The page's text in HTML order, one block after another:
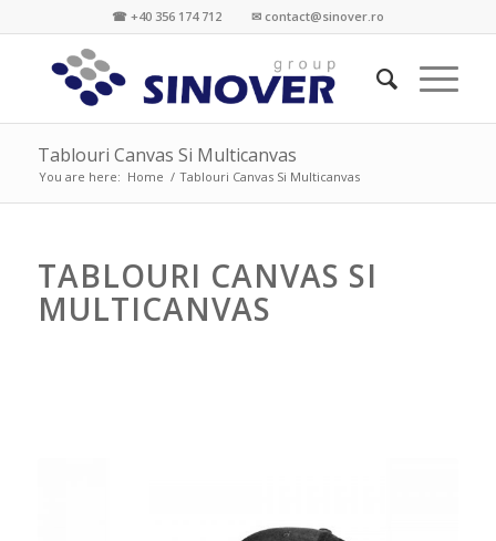
☎ +40 356 174 712 ✉ contact@sinover.ro
Tablouri Canvas Si Multicanvas
You are here: Home / Tablouri Canvas Si Multicanvas
TABLOURI CANVAS SI
MULTICANVAS